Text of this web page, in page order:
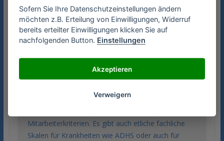
Prag: 11/3= 3, 2
Wien: 6/3= 2
Somit liegt Wien vorne.
verschiedenste Entscheidungen erleichtern. Man
Entscheidungsfindung benutzen bei der
Mitarbeiterkriterien. Es gibt auch etliche fachliche
Skalen für Krankheiten wie ADHS oder auch für
Sofern Sie Ihre Datenschutzeinstellungen ändern
möchten z.B. Erteilung von Einwilligungen, Widerruf
bereits erteilter Einwilligungen klicken Sie auf
nachfolgenden Button. Einstellungen
Akzeptieren
Verweigern